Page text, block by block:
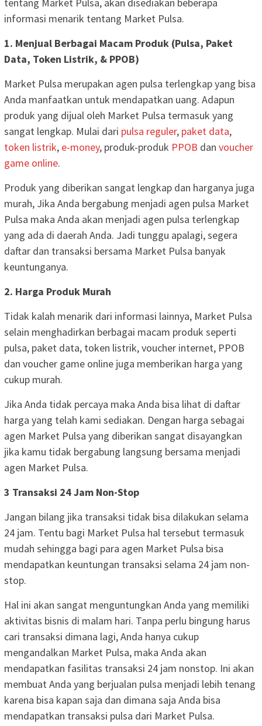
informasi menarik tentang Market Pulsa.
1. Menjual Berbagai Macam Produk (Pulsa, Paket
Data, Token Listrik, & PPOB)
Market Pulsa merupakan agen pulsa terlengkap yang bisa
Anda manfaatkan untuk mendapatkan uang. Adapun
produk yang dijual oleh Market Pulsa termasuk yang
sangat lengkap. Mulai dari pulsa reguler, paket data,
token listrik, e-money, produk-produk PPOB dan voucher
game online.
Produk yang diberikan sangat lengkap dan harganya juga
murah, Jika Anda bergabung menjadi agen pulsa Market
Pulsa maka Anda akan menjadi agen pulsa terlengkap
yang ada di daerah Anda. Jadi tunggu apalagi, segera
daftar dan transaksi bersama Market Pulsa banyak
keuntunganya.
2. Harga Produk Murah
Tidak kalah menarik dari informasi lainnya, Market Pulsa
selain menghadirkan berbagai macam produk seperti
pulsa, paket data, token listrik, voucher internet, PPOB
dan voucher game online juga memberikan harga yang
cukup murah.
Jika Anda tidak percaya maka Anda bisa lihat di daftar
harga yang telah kami sediakan. Dengan harga sebagai
agen Market Pulsa yang diberikan sangat disayangkan
jika kamu tidak bergabung langsung bersama menjadi
agen Market Pulsa.
3 Transaksi 24 Jam Non-Stop
Jangan bilang jika transaksi tidak bisa dilakukan selama
24 jam. Tentu bagi Market Pulsa hal tersebut termasuk
mudah sehingga bagi para agen Market Pulsa bisa
mendapatkan keuntungan transaksi selama 24 jam non-
stop.
Hal ini akan sangat menguntungkan Anda yang memiliki
aktivitas bisnis di malam hari. Tanpa perlu bingung harus
cari transaksi dimana lagi, Anda hanya cukup
mengandalkan Market Pulsa, maka Anda akan
mendapatkan fasilitas transaksi 24 jam nonstop. Ini akan
membuat Anda yang berjualan pulsa menjadi lebih tenang
karena bisa kapan saja dan dimana saja Anda bisa
mendapatkan transaksi pulsa dari Market Pulsa.